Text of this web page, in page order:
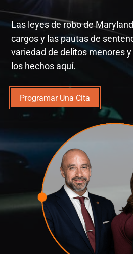
Las leyes de robo de
cargos y las pautas de
variedad de delitos menores
los hechos aquí.
Programar Una Cita